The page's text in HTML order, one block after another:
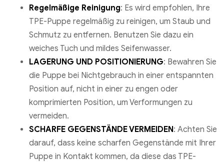
Regelmäßige Reinigung: Es wird empfohlen, Ihre
TPE-Puppe regelmäßig zu reinigen, um Staub und
Schmutz zu entfernen. Benutzen Sie dazu ein
weiches Tuch und mildes Seifenwasser.
LAGERUNG UND POSITIONIERUNG: Bewahren Sie
die Puppe bei Nichtgebrauch in einer entspannten
Position auf, nicht in einer zu engen oder
komprimierten Position, um Verformungen zu
vermeiden.
SCHARFE GEGENSTÄNDE VERMEIDEN: Achten Sie
darauf, dass keine scharfen Gegenstände mit Ihrer
Puppe in Kontakt kommen, da diese das TPE-